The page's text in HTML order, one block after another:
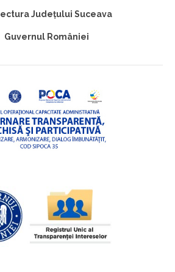
Judeţului Suceava
Guvernul României